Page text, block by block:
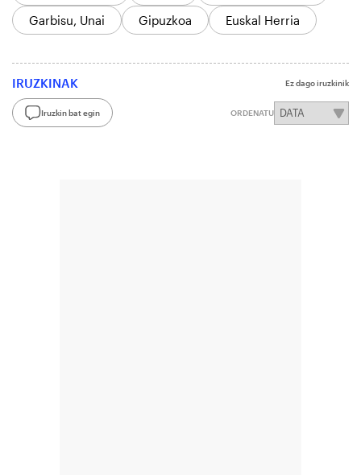
Garbisu, Unai
Gipuzkoa Euskal Herria
IRUZKINAK Ez dago iruzkinik
Iruzkin bat egin ORDENATU